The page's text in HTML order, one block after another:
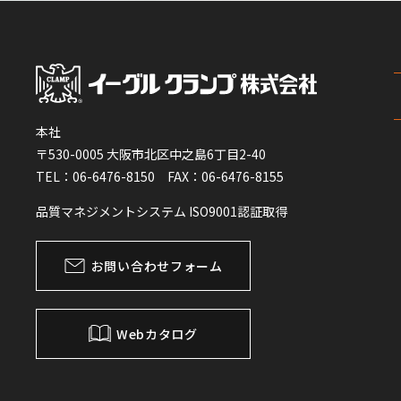
本社
〒530-0005 大阪市北区中之島6丁目2-40
TEL：06-6476-8150 FAX：06-6476-8155
品質マネジメントシステム ISO9001認証取得
お問い合わせフォーム
Webカタログ